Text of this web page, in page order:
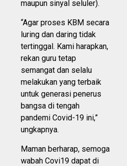
maupun sinyal seluler).
“Agar proses KBM secara
luring dan daring tidak
tertinggal. Kami harapkan,
rekan guru tetap
semangat dan selalu
melakukan yang terbaik
untuk generasi penerus
bangsa di tengah
pandemi Covid-19 ini,”
ungkapnya.
Maman berharap, semoga
wabah Covi19 dapat di